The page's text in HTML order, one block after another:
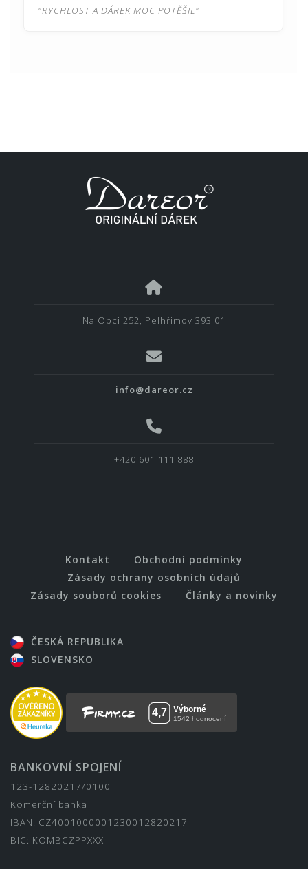
"RYCHLOST A DÁREK MOC POTĚŠIL"
Na Obci 252, Pelhřimov 393 01
info@dareor.cz
+420 601 111 888
Kontakt
Obchodní podmínky
Zásady ochrany osobních údajů
Zásady souborů cookies
Články a novinky
ČESKÁ REPUBLIKA
SLOVENSKO
BANKOVNÍ SPOJENÍ
123-12820217/0100
Komerční banka
IBAN: CZ4001000001230012820217
BIC: KOMBCZPPXXX